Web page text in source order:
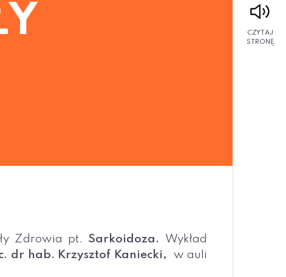
CZYTAJ
STRONĘ
Zdrowia pt. Sarkoidoza.
Wykład
dr hab. Krzysztof Kaniecki,
w auli